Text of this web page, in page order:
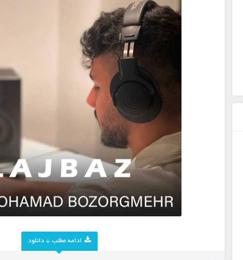
ادامه مطلب + دانلود